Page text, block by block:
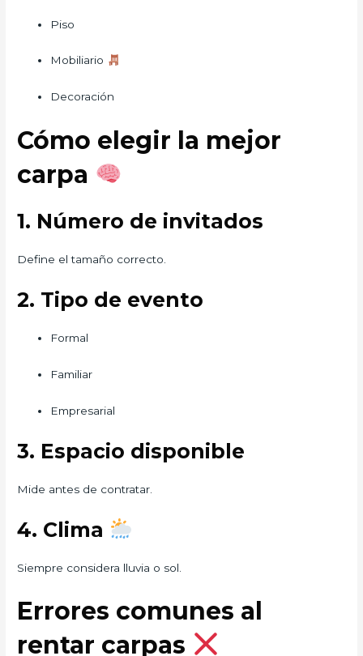
Piso
Mobiliario
Decoración
Cómo elegir la mejor
carpa
1. Número de invitados
Define el tamaño correcto.
2. Tipo de evento
Formal
Familiar
Empresarial
3. Espacio disponible
Mide antes de contratar.
4. Clima
Siempre considera lluvia o sol.
Errores comunes al
rentar carpas